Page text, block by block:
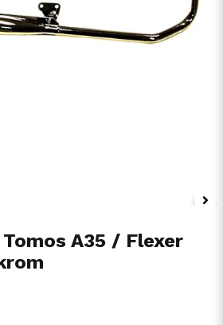
A35 / Flexer